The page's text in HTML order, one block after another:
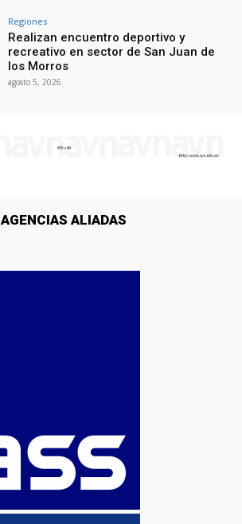
Regiones
Realizan encuentro deportivo y
recreativo en sector de San Juan de
los Morros
agosto 5, 2026
AGENCIAS ALIADAS